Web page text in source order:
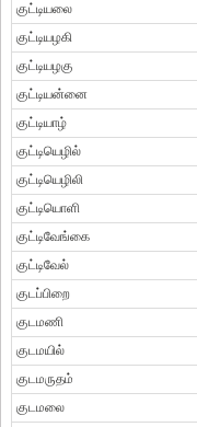
குட்டியலை
குட்டியழகி
குட்டியழகு
குட்டியன்னை
குட்டியாழ்
குட்டியெழில்
குட்டியெழிலி
குட்டியொளி
குட்டிவேங்கை
குட்டிவேல்
குடப்பிறை
குடமணி
குடமயில்
குடமருதம்
குடமலை